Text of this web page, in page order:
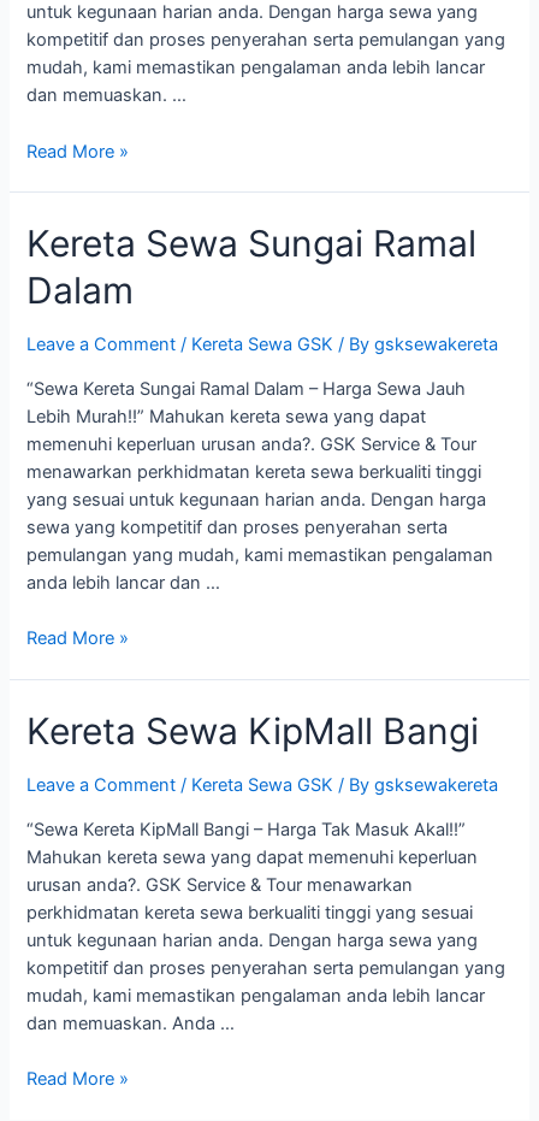
untuk kegunaan harian anda. Dengan harga sewa yang
kompetitif dan proses penyerahan serta pemulangan yang
mudah, kami memastikan pengalaman anda lebih lancar
dan memuaskan. …
Kereta
Bangi
Read More »
Kereta Sewa Sungai Ramal
Dalam
Leave a Comment / Kereta Sewa GSK / Bygsksewakereta
“Sewa Kereta Sungai Ramal Dalam – Harga Sewa Jauh
Lebih Murah!!” Mahukan kereta sewa yang dapat
memenuhi keperluan urusan anda?. GSK Service & Tour
menawarkan perkhidmatan kereta sewa berkualiti tinggi
yang sesuai untuk kegunaan harian anda. Dengan harga
sewa yang kompetitif dan proses penyerahan serta
pemulangan yang mudah, kami memastikan pengalaman
anda lebih lancar dan …
Kereta
Ramal
Dalam
Read More »
Kereta Sewa KipMall Bangi
Leave a Comment / Kereta Sewa GSK / Bygsksewakereta
“Sewa Kereta KipMall Bangi – Harga Tak Masuk Akal!!”
Mahukan kereta sewa yang dapat memenuhi keperluan
urusan anda?. GSK Service & Tour menawarkan
perkhidmatan kereta sewa berkualiti tinggi yang sesuai
untuk kegunaan harian anda. Dengan harga sewa yang
kompetitif dan proses penyerahan serta pemulangan yang
mudah, kami memastikan pengalaman anda lebih lancar
dan memuaskan. Anda …
Kereta
Read More »